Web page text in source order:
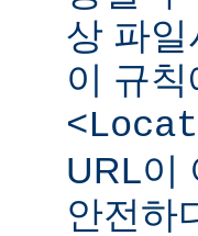
상 파
이 규
URL이
안전하